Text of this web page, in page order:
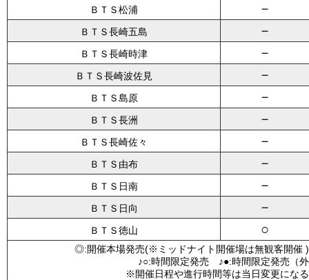
ＢＴＳ松浦 －
ＢＴＳ長崎五島 －
ＢＴＳ長崎時津 －
ＢＴＳ長崎波佐見 －
ＢＴＳ島原 －
ＢＴＳ長洲 －
ＢＴＳ長崎佐々 －
ＢＴＳ由布 －
ＢＴＳ日南 －
ＢＴＳ日向 －
ＢＴＳ徳山 ○
◎:開催本場発売(※ミッドナイト開催場は無観客
♪○:時間限定発売 ♪●:時間限定発売
※開催日程や進行時間等は当日変更にな